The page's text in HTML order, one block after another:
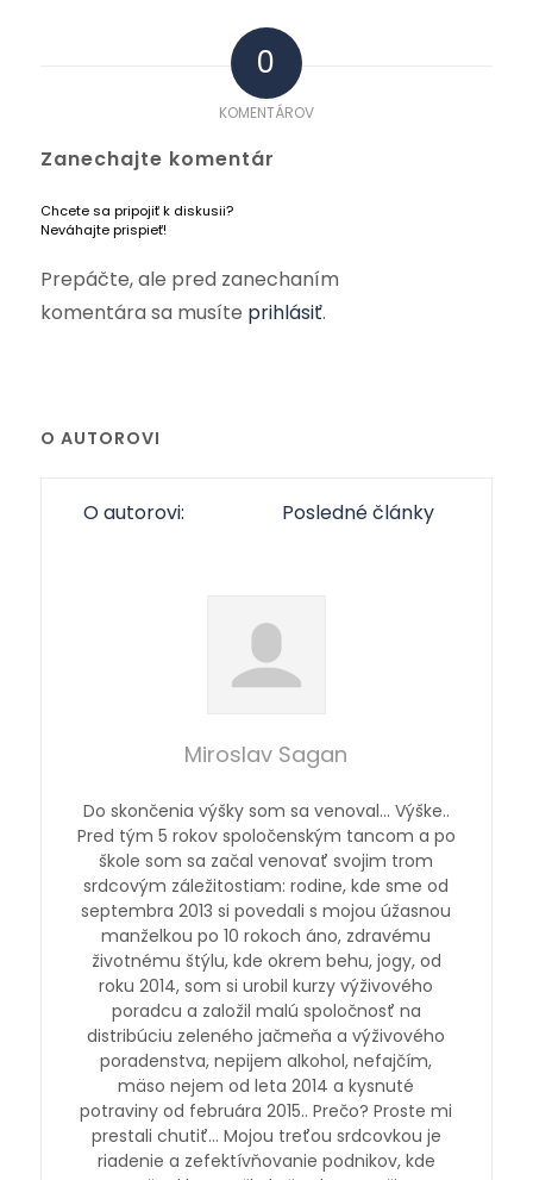
0
KOMENTÁROV
Zanechajte komentár
Chcete sa pripojiť k diskusii?
Neváhajte prispieť!
Prepáčte, ale pred zanechaním
komentára sa musíte prihlásiť.
O AUTOROVI
O autorovi: Posledné články
Miroslav Sagan
Do skončenia výšky som sa venoval… Výške..
Pred tým 5 rokov spoločenským tancom a po
škole som sa začal venovať svojim trom
srdcovým záležitostiam: rodine, kde sme od
septembra 2013 si povedali s mojou úžasnou
manželkou po 10 rokoch áno, zdravému
životnému štýlu, kde okrem behu, jogy, od
roku 2014, som si urobil kurzy výživového
poradcu a založil malú spoločnosť na
distribúciu zeleného jačmeňa a výživového
poradenstva, nepijem alkohol, nefajčím,
mäso nejem od leta 2014 a kysnuté
potraviny od februára 2015.. Prečo? Proste mi
prestali chutiť… Mojou treťou srdcovkou je
riadenie a zefektívňovanie podnikov, kde